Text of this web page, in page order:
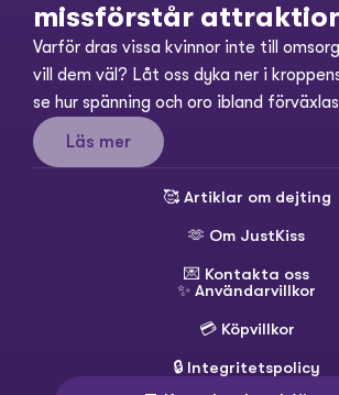
missförstår
Varför dras vissa kvinnor inte till
vill dem väl? Låt oss dyka ner i
se hur spänning och oro ibland
Läs mer
🥰 Artiklar om dejting
🫶 Om JustKiss
💌 Kontakta oss
✨ Användarvillkor
💳 Köpvillkor
🔒 Integritetspolicy